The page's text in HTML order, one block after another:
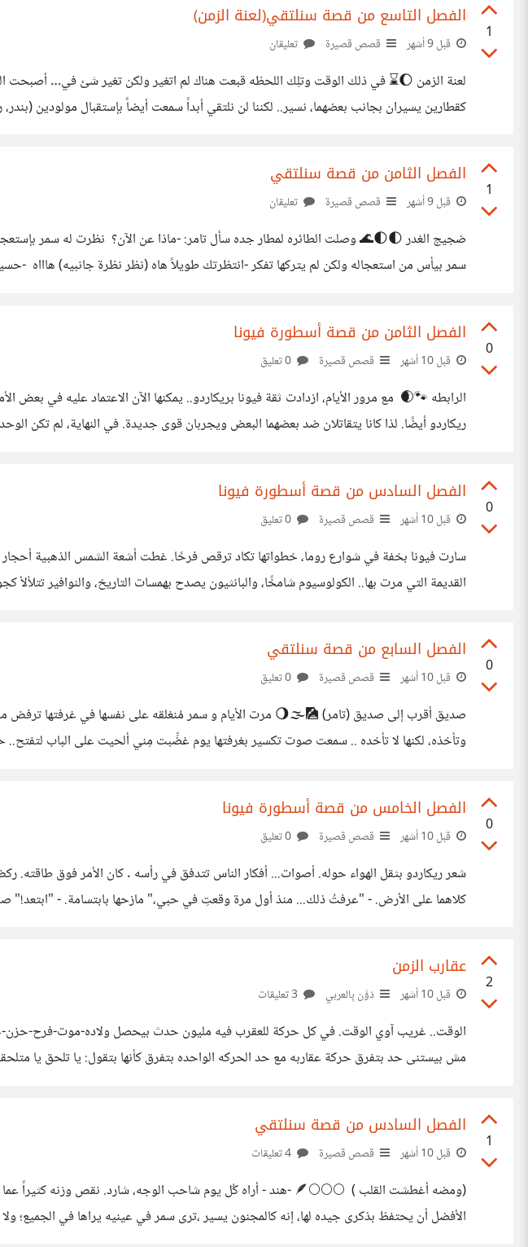
1
الفصل التاسع من قصة سنلتقي(لعنة الزمن)
قبل 9 أشهر قصص قصيرة تعليقان
لعنة الزمن 🌔⌛ في ذلك الوقت وتلِك اللحظه قبعت هناك لم اتغير ولكن تغير شئ
كقطارين يسيران بجانب بعضهما، نسير.. لكننا لن
1
الفصل الثامن من قصة سنلتقي
قبل 9 أشهر قصص قصيرة تعليقان
ضجيج الغدر 🌓🌓🌊 وصلت الطائره لمطار جده سأل تامر: -ماذا عن الآن؟ نظرت
سمر بيأس من استعجاله ولكن لم يتركها تفكر -انتظرتك طويلاً هاه (نظر نظرة جانبيه) هاااه -
0
الفصل الثامن من قصة أسطورة فيونا
قبل 10 أشهر قصص قصيرة
الرابطه 🐾🌒 مع مرور الأيام، ازدادت ثقة فيونا بريكاردو.. يمكنها الآن الاعتماد
0
الفصل السادس من قصة أسطورة فيونا
قبل 10 أشهر قصص قصيرة
سارت فيونا بخفة في شوارع روما، خطواتها تكاد ترقص فرحًا. غطت أشعة الشمس الذهبية
القديمة التي مرت بها.. الكولوسيوم شامخًا، والبانثيون يصدح بهمسات التاريخ، والنوافير
0
الفصل السابع من قصة سنلتقي
قبل 10 أشهر قصص قصيرة
صديق أقرب إلى صديق (تامر) 🎑🌫️🌖 مرت الأيام و سمر مُنغلقه على نفسها
وتأخذه، لكنها لا تأخده .. سمعت صوت تكسير بغرفتها يوم غضِّبت مِني ألحيت على الباب لتفتح..
0
الفصل الخامس من قصة أسطورة فيونا
قبل 10 أشهر قصص قصيرة
شعر ريكاردو بثقل الهواء حوله. أصوات... أفكار الناس تتدفق في رأسه .
كلاهما على الأرض. - "عرفتُ ذلك... منذ أول مرة وقعتِ في حبي،" مازحها بابتسامة. - "ابتعد!"
2
عقارب الزمن
قبل 10 أشهر دَوَّن بِالعربي
الوقت.. غريب آوي الوقت. في كل حركة للعقرب فيه مليون حدث بيحصل ولاده-موت-فرح-حزن-
مش بيستنى حد بتفرق حركة عقاربه مع حد الحركه الواحده بتفرق كأنها بتقول: يا تلحق يا
1
الفصل السادس من قصة سنلتقي
قبل 10 أشهر قصص قصيرة
(ومضه أغطشت القلب ) 🌕🌕🌕🪶 -هند - أراه كُل يوم شاحب الوجه،
الأفضل أن يحتفظ بذكرى جيده لها، إنه كالمجنون يسير ،ترى سمر في عينيه يراها في